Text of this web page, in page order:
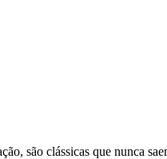
são clássicas que nunca